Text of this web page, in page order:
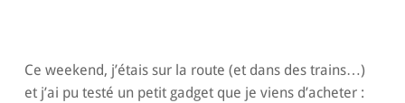
Ce weekend, j’étais sur la route (et dans des trains…)
et j’ai pu testé un petit gadget que je viens d’acheter :